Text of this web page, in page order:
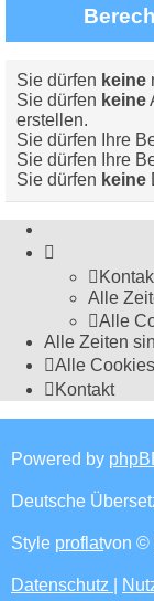
Sie dürfen keine
Sie dürfen keine
erstellen.
Sie dürfen Ihre
Sie dürfen Ihre
Sie dürfen keine
Alle
Alle
Alle Zeiten
Alle
Kontakt
Powered by
Deutsche
Style proflatvon ©
Datenschutz